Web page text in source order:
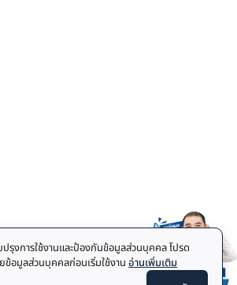
รุงการใช้งานและป้องกันข้อมูลส่วนบุคคล โปรด
ข้อมูลส่วนบุคคลก่อนเริ่มใช้งาน อ่านเพิ่มเติม